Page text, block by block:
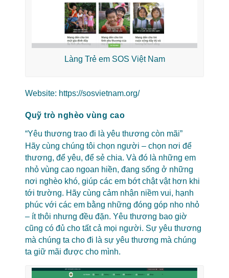
Làng Trẻ em SOS Việt Nam
Website: https://sosvietnam.org/
Quỹ trò nghèo vùng cao
“Yêu thương trao đi là yêu thương còn mãi”
Hãy cùng chúng tôi chọn người – chọn nơi để
thương, để yêu, để sẻ chia. Và đó là những em
nhỏ vùng cao ngoan hiền, đang sống ở những
nơi nghèo khó, giúp các em bớt chật vật hơn khi
tới trường. Hãy cùng cảm nhận niềm vui, hạnh
phúc với các em bằng những đóng góp nho nhỏ
– ít thôi nhưng đều đặn. Yêu thương bao giờ
cũng có đủ cho tất cả mọi người. Sự yêu thương
mà chúng ta cho đi là sự yêu thương mà chúng
ta giữ mãi được cho mình.